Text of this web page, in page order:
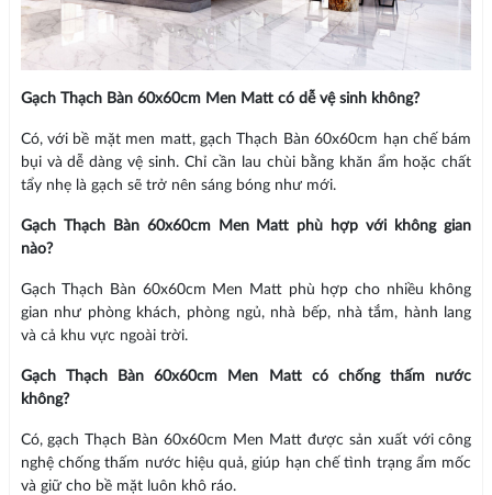
Gạch Thạch Bàn 60x60cm Men Matt có dễ vệ sinh không?
Có, với bề mặt men matt, gạch Thạch Bàn 60x60cm hạn chế bám
bụi và dễ dàng vệ sinh. Chỉ cần lau chùi bằng khăn ẩm hoặc chất
tẩy nhẹ là gạch sẽ trở nên sáng bóng như mới.
Gạch Thạch Bàn 60x60cm Men Matt phù hợp với không gian
nào?
Gạch Thạch Bàn 60x60cm Men Matt phù hợp cho nhiều không
gian như phòng khách, phòng ngủ, nhà bếp, nhà tắm, hành lang
và cả khu vực ngoài trời.
Gạch Thạch Bàn 60x60cm Men Matt có chống thấm nước
không?
Có, gạch Thạch Bàn 60x60cm Men Matt được sản xuất với công
nghệ chống thấm nước hiệu quả, giúp hạn chế tình trạng ẩm mốc
và giữ cho bề mặt luôn khô ráo.